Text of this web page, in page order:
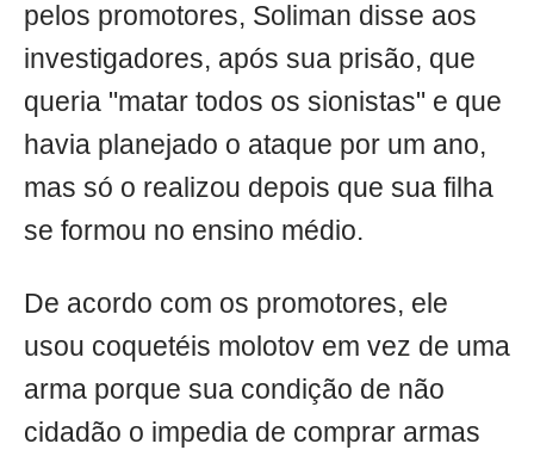
pelos promotores, Soliman disse aos
investigadores, após sua prisão, que
queria "matar todos os sionistas" e que
havia planejado o ataque por um ano,
mas só o realizou depois que sua filha
se formou no ensino médio.
De acordo com os promotores, ele
usou coquetéis molotov em vez de uma
arma porque sua condição de não
cidadão o impedia de comprar armas